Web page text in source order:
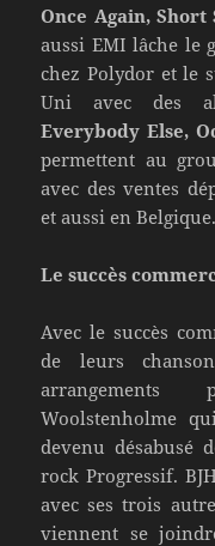
Once Again, Short
aussi EMI lâche le
chez Polydor et le
Uni avec des
Everybody Else,
permettent au
avec des ventes
et aussi en Belgique.
Le succès
Avec le succès
de leurs
Woolstenholme
devenu désabusé
rock Progressif.
avec ses trois
viennent se